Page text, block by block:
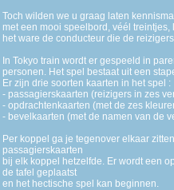
Toch wilden we u graag laten
met een mooi speelbord, véél
het ware de conducteur die de
In Tokyo train wordt er gespeeld in
personen. Het spel bestaat uit een
Er zijn drie soorten kaarten in het spel :
- passagierskaarten (reizigers in zes
- opdrachtenkaarten (met de zes
- bevelkaarten (met de namen van de
Per koppel ga je tegenover elkaar
passagierskaarten
bij elk koppel hetzelfde. Er wordt een
de tafel geplaatst
en het hectische spel kan beginnen.